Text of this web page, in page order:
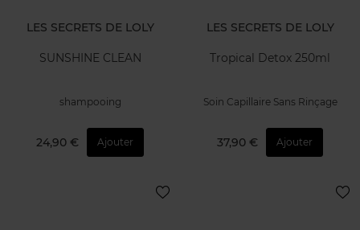
LES SECRETS DE LOLY
SUNSHINE CLEAN
shampooing
24,90 € Ajouter
LES SECRETS DE LOLY
Tropical Detox 250ml
Soin Capillaire Sans Rinçage
37,90 € Ajouter